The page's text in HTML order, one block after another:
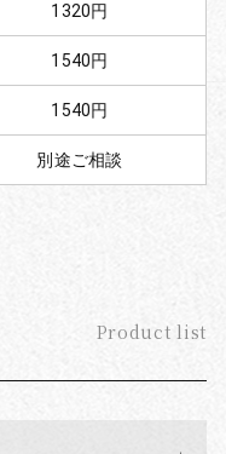
Product list
1320円
1540円
1540円
別途ご相談